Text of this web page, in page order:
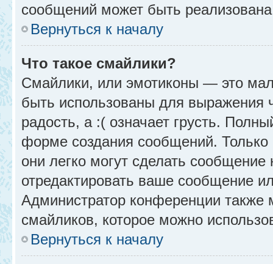
сообщений может быть
Вернуться к началу
Что такое смайлики?
Смайлики, или эмотиконы — это
быть использованы для выражения
радость, а :( означает грусть.
форме создания сообщений. Только
они легко могут сделать
отредактировать ваше сообщение
Администратор конференции также
смайликов, которое можно
Вернуться к началу